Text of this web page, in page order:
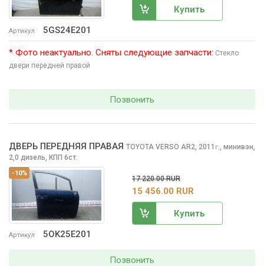
Артикул 5GS24E201
Купить
* Фото неактуально. Сняты следующие запчасти: Стекло
двери передней правой
Позвонить
-10%
Артикул 5OK25E201
ДВЕРЬ ПЕРЕДНЯЯ ПРАВАЯ TOYOTA VERSO AR2, 2011 г. минивэн,
2,0 дизель, КПП 6ст.
17 220.00 RUR
15 456.00 RUR
Купить
Позвонить